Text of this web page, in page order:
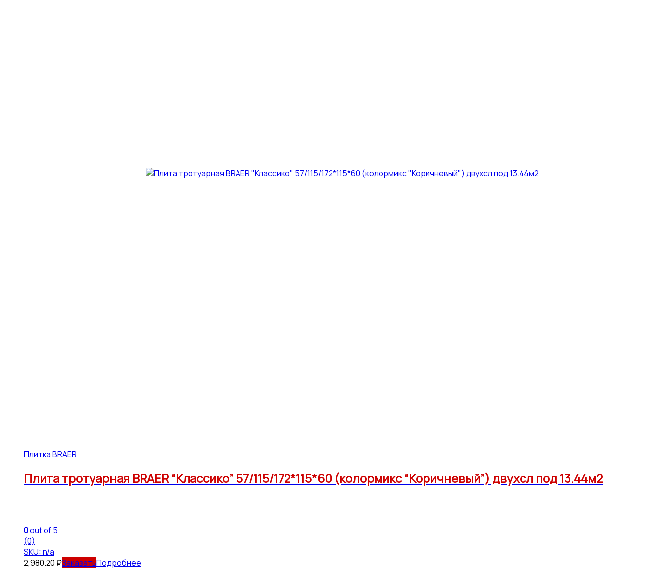
Плитка BRAER
Плита тротуарная BRAER “Классико” 57/115/172*115*60 (колормикс “Коричневый”) двухсл под 13.44м2
0out of 5
(0)
SKU: n/a
2,980.20 ₽ Подробнее